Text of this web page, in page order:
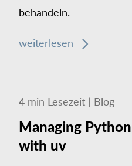
behandeln.
weiterlesen
4 min Lesezeit | Blog
Managing
with uv